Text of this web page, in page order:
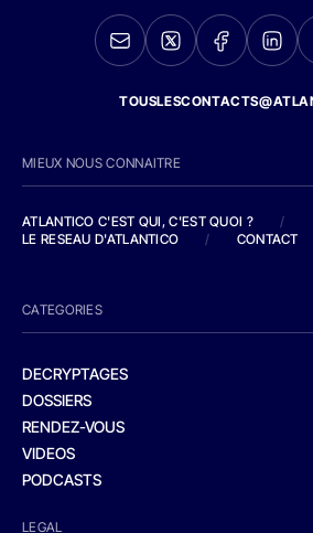
MIEUX NOUS CONNAITRE
ATLANTICO C'EST QUI, C'EST QUOI ?
/
LE RESEAU D'ATLANTICO
/ CONTACT
CATEGORIES
DECRYPTAGES
DOSSIERS
RENDEZ-VOUS
VIDEOS
PODCASTS
LEGAL